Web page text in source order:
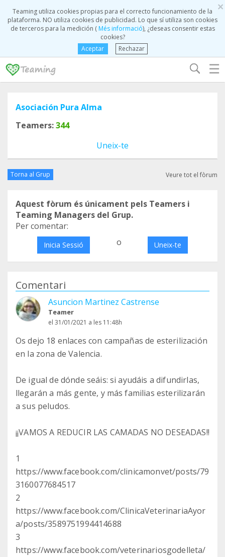
×
Teaming utiliza cookies propias para el correcto funcionamiento de la
plataforma. NO utiliza cookies de publicidad. Lo que sí utiliza son cookies
de terceros para la medición (Més informació), ¿deseas consentir estas
cookies?
Aceptar
Rechazar
☰
Asociación Pura Alma
Teamers:344
Uneix-te
Torna al Grup Veure tot el fòrum
Aquest fòrum és únicament pels Teamers i
Teaming Managers del Grup.
Per comentar:
Inicia Sessió o Uneix-te
Comentari
Asuncion Martinez Castrense
Teamer
el 31/01/2021 a les 11:48h
Os dejo 18 enlaces con campañas de esterilización
en la zona de Valencia.
De igual de dónde seáis: si ayudáis a difundirlas,
llegarán a más gente, y más familias esterilizarán
a sus peludos.
¡¡VAMOS A REDUCIR LAS CAMADAS NO DESEADAS!!
1
https://www.facebook.com/clinicamonvet/posts/79
3160077684517
2
https://www.facebook.com/ClinicaVeterinariaAyor
a/posts/3589751994414688
3
https://www.facebook.com/veterinariosgodelleta/